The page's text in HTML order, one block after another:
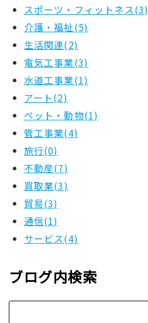
スポーツ・フィットネス(3)
介護・福祉(5)
生活関連(2)
電気工事業(3)
水道工事業(1)
アート(2)
ペット・動物(1)
管工事業(4)
旅行(0)
不動産(7)
買取業(3)
貿易(3)
通信(1)
サービス(4)
ブログ内検索